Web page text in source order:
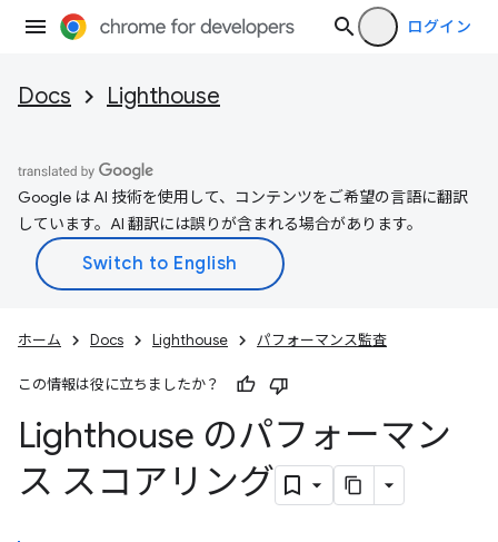
ログイン
Docs Lighthouse
Google は AI 技術を使用して、コンテンツをご希望の言語に翻訳
しています。AI 翻訳には誤りが含まれる場合があります。
ホーム Docs Lighthouse パフォーマンス監査
この情報は役に立ちましたか？
Lighthouse のパフォーマン
ス スコアリング